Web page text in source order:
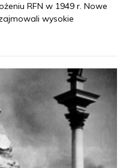
RFN w 1949 r. Nowe
wysokie